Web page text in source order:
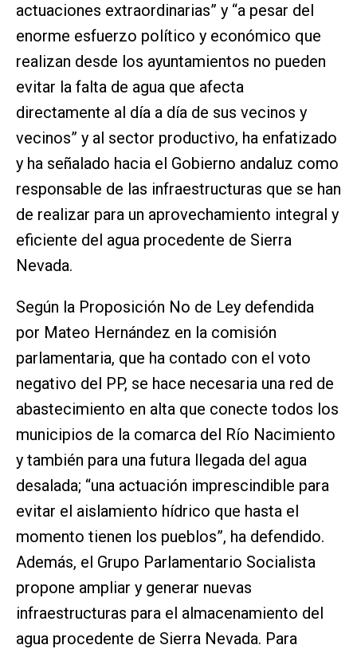
actuaciones extraordinarias” y “a pesar del
enorme esfuerzo político y económico que
realizan desde los ayuntamientos no pueden
evitar la falta de agua que afecta
directamente al día a día de sus vecinos y
vecinos” y al sector productivo, ha enfatizado
y ha señalado hacia el Gobierno andaluz como
responsable de las infraestructuras que se han
de realizar para un aprovechamiento integral y
eficiente del agua procedente de Sierra
Nevada.
Según la Proposición No de Ley defendida
por Mateo Hernández en la comisión
parlamentaria, que ha contado con el voto
negativo del PP, se hace necesaria una red de
abastecimiento en alta que conecte todos los
municipios de la comarca del Río Nacimiento
y también para una futura llegada del agua
desalada; “una actuación imprescindible para
evitar el aislamiento hídrico que hasta el
momento tienen los pueblos”, ha defendido.
Además, el Grupo Parlamentario Socialista
propone ampliar y generar nuevas
infraestructuras para el almacenamiento del
agua procedente de Sierra Nevada. Para